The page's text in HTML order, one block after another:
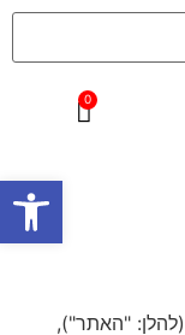
פתח
0
(להלן: "האתר"),